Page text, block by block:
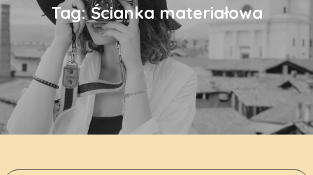
Tag:Ścianka materiałowa